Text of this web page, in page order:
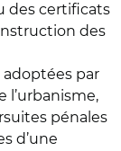
des certificats
des
adoptées par
l’urbanisme,
pénales
d’une